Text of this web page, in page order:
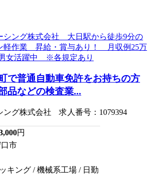
で普通自動車免許をお持ちの方
品などの検査業...
ング株式会社 求人番号：1079394
円
市
キング / 機械系工場 / 日勤